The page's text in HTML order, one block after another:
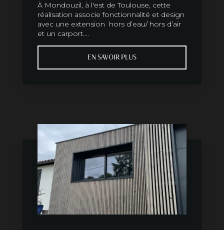
À Mondouzil, à l'est de Toulouse, cette
réalisation associe fonctionnalité et design
avec une extension hors d’eau/ hors d’air
et un carport....
EN SAVOIR PLUS